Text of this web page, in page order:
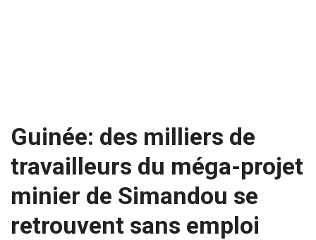
Guinée: des milliers de
travailleurs du méga-projet
minier de Simandou se
retrouvent sans emploi